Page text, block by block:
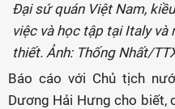
Đại sứ quán Việt Nam,
việc và học tập tại Italy
thiết. Ảnh: Thống Nhất/
Báo cáo với Chủ tịch
Dương Hải Hưng cho biết,